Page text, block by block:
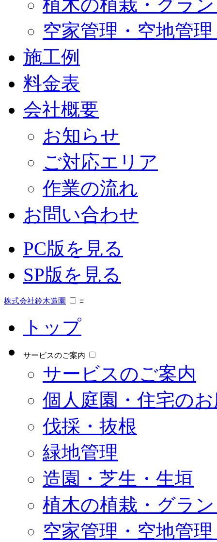
植木の植栽・グラ
空家管理・空地管
施工例
料金表
会社概要
お知らせ
ご対応エリア
作業の流れ
お問い合わせ
PC版を見る
SP版を見る
株式会社鈴木造園 ≡
トップ
サービスのご案内
サービスのご案内
個人庭園・住宅の
伐採・抜根
緑地管理
造園・芝生・生垣
植木の植栽・グラ
空家管理・空地管